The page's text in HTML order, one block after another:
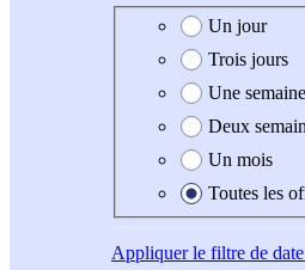
Date de création de
Un jour
Trois jours
Une semaine
Deux
Un mois
Toutes les
Appliquerle filtre de